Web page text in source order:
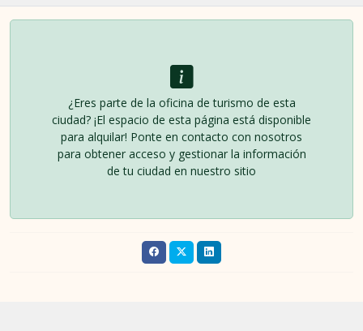
¿Eres parte de la oficina de turismo de esta
ciudad? ¡El espacio de esta página está disponible
para alquilar! Ponte en contacto con nosotros
para obtener acceso y gestionar la información
de tu ciudad en nuestro sitio